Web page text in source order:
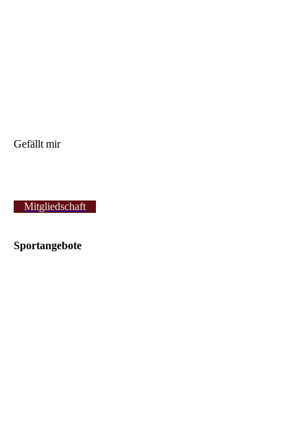
Gefällt mir
Mitgliedschaft
Sportangebote